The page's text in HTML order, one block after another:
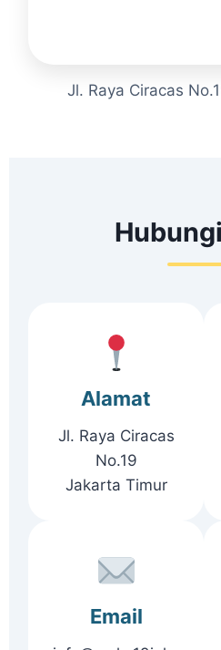
Jl. Raya Ciracas
Alamat
Jl. Raya Ciracas
No.19
Jakarta Timur
Email